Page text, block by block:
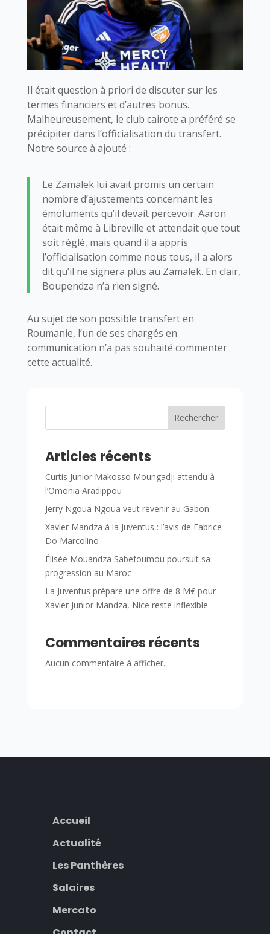
Il était question à priori de discuter sur les
termes financiers et d’autres bonus.
Malheureusement, le club cairote a préféré se
précipiter dans l’officialisation du transfert.
Notre source à ajouté :
Le Zamalek lui avait promis un certain
nombre d’ajustements concernant les
émoluments qu’il devait percevoir. Aaron
était même à Libreville et attendait que tout
soit réglé, mais quand il a appris
l’officialisation comme nous tous, il a alors
dit qu’il ne signera plus au Zamalek. En clair,
Boupendza n’a rien signé.
Au sujet de son possible transfert en
Roumanie, l’un de ses chargés en
communication n’a pas souhaité commenter
cette actualité.
Rechercher
Articles récents
Curtis Junior Makosso Moungadji attendu à
l’Omonia Aradippou
Jerry Ngoua Ngoua veut revenir au Gabon
Xavier Mandza à la Juventus : l’avis de Fabrice
Do Marcolino
Élisée Mouandza Sabefoumou poursuit sa
progression au Maroc
La Juventus prépare une offre de 8 M€ pour
Xavier Junior Mandza, Nice reste inflexible
Commentaires récents
Aucun commentaire à afficher.
Accueil
Actualité
Les Panthères
Salaires
Mercato